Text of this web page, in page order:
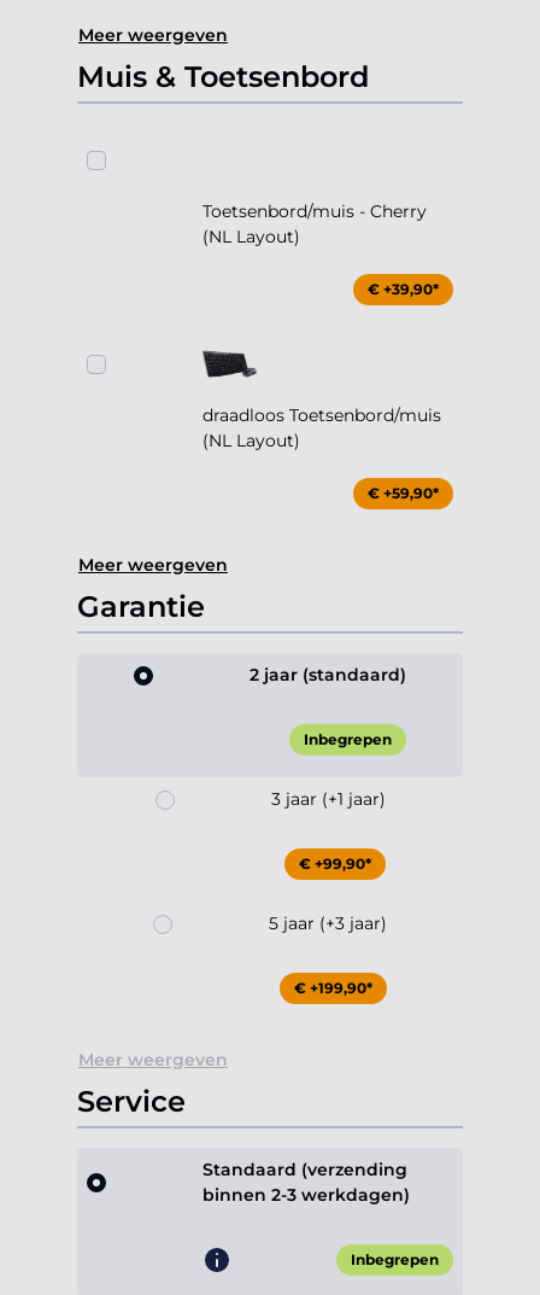
Meer weergeven
Muis & Toetsenbord
Toetsenbord/muis - Cherry
(NL Layout)
€ +39,90*
draadloos Toetsenbord/muis
(NL Layout)
€ +59,90*
Meer weergeven
Garantie
2 jaar (standaard)
Inbegrepen
3 jaar (+1 jaar)
€ +99,90*
5 jaar (+3 jaar)
€ +199,90*
Meer weergeven
Service
Standaard (verzending
binnen 2-3 werkdagen)
Inbegrepen